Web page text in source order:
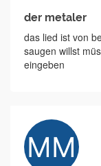
der metaler
das lied ist von
saugen willst
eingeben